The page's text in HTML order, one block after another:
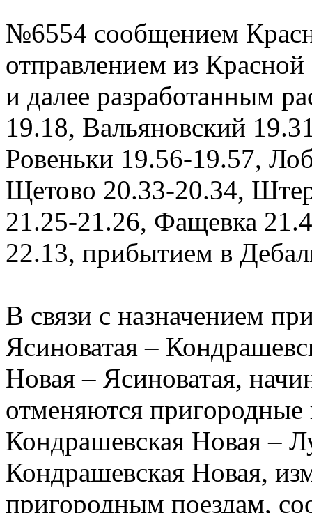
№6554 сообщением
отправлением из
и далее разработанным
19.18, Вальяновский
Ровеньки 19.56-19.57,
Щетово 20.33-20.34,
21.25-21.26, Фащевка
22.13, прибытием в
В связи с назначением
Ясиноватая –
Новая – Ясиноватая,
отменяются
Кондрашевская Новая –
Кондрашевская Новая,
пригородным поездам,